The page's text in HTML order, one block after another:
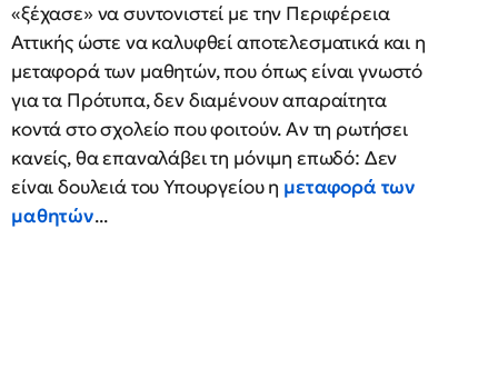
«ξέχασε» να συντονιστεί με την Περιφέρεια
Αττικής ώστε να καλυφθεί αποτελεσματικά και η
μεταφορά των μαθητών, που όπως είναι γνωστό
για τα Πρότυπα, δεν διαμένουν απαραίτητα
κοντά στο σχολείο που φοιτούν. Αν τη ρωτήσει
κανείς, θα επαναλάβει τη μόνιμη επωδό: Δεν
είναι δουλειά του Υπουργείου η μεταφορά των
μαθητών...